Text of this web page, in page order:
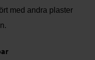
med andra plaster